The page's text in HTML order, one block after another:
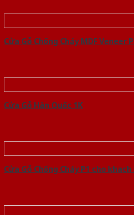
Cửa Gỗ Chống Cháy MDF Veneer
Cửa Gỗ Hàn Quốc 1K
Cửa Gỗ Chống Cháy P1 cho khach